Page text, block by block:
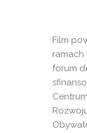
Film
ramach
forum